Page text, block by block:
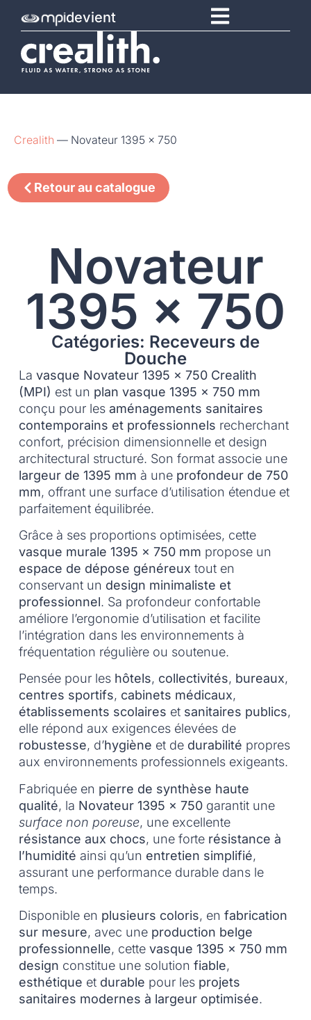
devient
Crealith — Novateur 1395 x 750
Retour au catalogue
Novateur
1395 x 750
Catégories: Receveurs de
Douche
La vasque Novateur 1395 x 750 Crealith
(MPI) est un plan vasque 1395 x 750 mm
conçu pour les aménagements sanitaires
contemporains et professionnels recherchant
confort, précision dimensionnelle et design
architectural structuré. Son format associe une
largeur de 1395 mm à une profondeur de 750
mm, offrant une surface d’utilisation étendue et
parfaitement équilibrée.
Grâce à ses proportions optimisées, cette
vasque murale 1395 x 750 mm propose un
espace de dépose généreux tout en
conservant un design minimaliste et
professionnel. Sa profondeur confortable
améliore l’ergonomie d’utilisation et facilite
l’intégration dans les environnements à
fréquentation régulière ou soutenue.
Pensée pour les hôtels, collectivités, bureaux,
centres sportifs, cabinets médicaux,
établissements scolaires et sanitaires publics,
elle répond aux exigences élevées de
robustesse, d’hygiène et de durabilité propres
aux environnements professionnels exigeants.
Fabriquée en pierre de synthèse haute
qualité, la Novateur 1395 x 750garantit une
surface non poreuse, une excellente
résistance aux chocs, une forte résistance à
l’humidité ainsi qu’un entretien simplifié,
assurant une performance durable dans le
temps.
Disponible en plusieurs coloris, en fabrication
sur mesure, avec une production belge
professionnelle, cette vasque 1395 x 750 mm
design constitue une solution fiable,
esthétique et durable pour les projets
sanitaires modernes à largeur optimisée.